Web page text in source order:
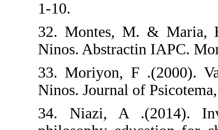
32. Montes,
Ninos.
33. Moriyon, F
Ninos. Journal
34. Niazi, A